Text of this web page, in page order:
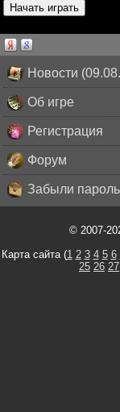
Новости
Об игре
Регистрация
Форум
Забыли
© 2007-
Карта сайта (1 2 3 4 5 6
25 26 27